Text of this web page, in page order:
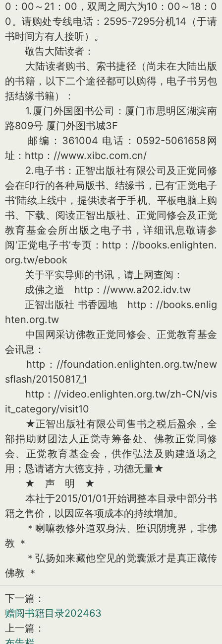
0：00～21：00，双周之周六为10：00～18：0
0。请购处专线电话：2595-7295分机14（于请
书时间方有人接听）。
敬告大陆读者：
大陆读者购书、索书捷径（尚未在大陆出版
的书籍，以下二个途径都可以购得，电子书另包
括结缘书籍）：
1.厦门外国图书公司：厦门市思明区湖滨南
路809号 厦门外图书城3F
邮编：361004 电话：0592-5061658网
址：http：//www.xibc.com.cn/
2.电子书：正智出版社有限公司及正觉同修
会在印行的各种局版书、结缘书，已有‘正觉电子
书’陆续上线中，提供读者于手机、平板电脑上购
书、下载、阅读正智出版社、正觉同修会及正觉
教育基金会所出版之电子书，详细讯息敬请参
阅‘正觉电子书’专页：http：//books.enlighten.
org.tw/ebook
关于平实导师的书讯，请上网查阅：
成佛之道 http：//www.a202.idv.tw
正智出版社 书香园地 http：//books.enlig
hten.org.tw
中国网采访佛教正觉同修会、正觉教育基金
会讯息：
http：//foundation.enlighten.org.tw/new
sflash/20150817_1
http：//video.enlighten.org.tw/zh-CN/vis
it_category/visit10
★正智出版社有限公司售书之税后盈余，全
部捐助财团法人正觉寺筹备处、佛教正觉同修
会、正觉教育基金会，供作弘法及购建道场之
用；恳请诸方大德支持，功德无量★
★ 声 明 ★
本社于2015/01/01开始调整本目录中部分书
籍之售价，以因应各项成本的持续增加。
＊喇嘛教修外道双身法、堕识阴境界，非佛
教 ＊
＊弘扬如来藏他空见的觉囊派才是真正藏传
佛教 ＊
下一篇：
赠阅书籍目录202463
上一篇：